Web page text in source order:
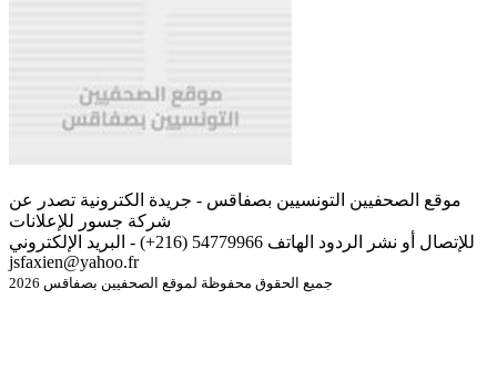
موقع الصحفيين التونسيين بصفاقس - جريدة الكترونية تصدر عن
شركة جسور للإعلانات
للإتصال أو نشر الردود الهاتف 54779966 (216+) - البريد الإلكتروني
jsfaxien@yahoo.fr
جميع الحقوق محفوظة لموقع الصحفيين بصفاقس 2026